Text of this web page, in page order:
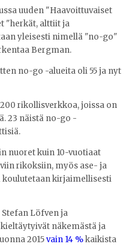
uuden "Haavoittuvaiset
"herkät, alttiit ja
yleisesti nimellä "no-go"
Bergman.
no-go -alueita oli 55 ja nyt
rikollisverkkoa, joissa on
23 näistä no-go -
nuoret kuin 10-vuotiaat
rikoksiin, myös ase- ja
koulutetaan kirjaimellisesti
Stefan Löfven ja
näkemästä ja
2015vain 14 %kaikista